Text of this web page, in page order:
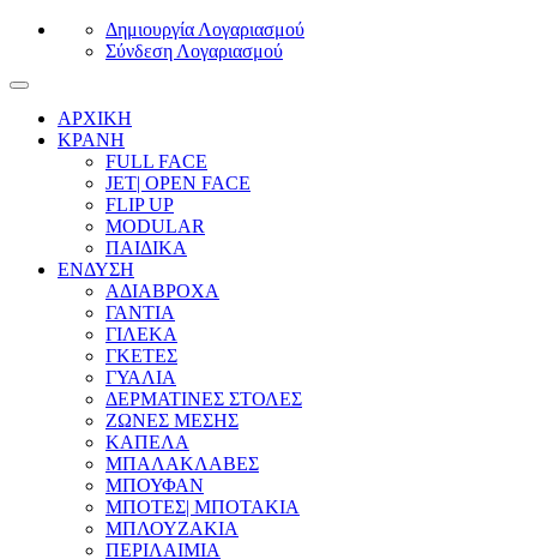
Δημιουργία Λογαριασμού
Σύνδεση Λογαριασμού
ΑΡΧΙΚΗ
ΚΡΑΝΗ
FULL FACE
JET| OPEN FACE
FLIP UP
MODULAR
ΠΑΙΔΙΚΑ
ΕΝΔΥΣΗ
ΑΔΙΑΒΡΟΧΑ
ΓΑΝΤΙΑ
ΓΙΛΕΚΑ
ΓΚΕΤΕΣ
ΓΥΑΛΙΑ
ΔΕΡΜΑΤΙΝΕΣ ΣΤΟΛΕΣ
ΖΩΝΕΣ ΜΕΣΗΣ
ΚΑΠΕΛΑ
ΜΠΑΛΑΚΛΑΒΕΣ
ΜΠΟΥΦΑΝ
ΜΠΟΤΕΣ| ΜΠΟΤΑΚΙΑ
ΜΠΛΟΥΖΑΚΙΑ
ΠΕΡΙΛΑΙΜΙΑ